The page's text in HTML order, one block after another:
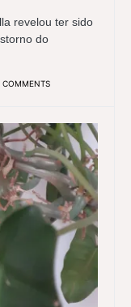
revelou ter sido
do
COMMENTS